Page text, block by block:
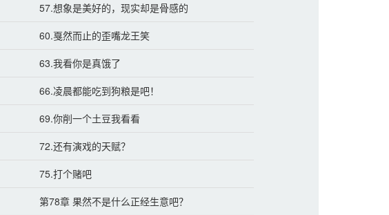
57.想象是美好的，现实却是骨感的
60.戛然而止的歪嘴龙王笑
63.我看你是真饿了
66.凌晨都能吃到狗粮是吧！
69.你削一个土豆我看看
72.还有演戏的天赋？
75.打个赌吧
第78章 果然不是什么正经生意吧？